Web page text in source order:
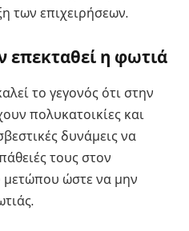
των επιχειρήσεων.
επεκταθεί η φωτιά
το γεγονός ότι στην
πολυκατοικίες και
δυνάμεις να
τους στον
μετώπου ώστε να μην